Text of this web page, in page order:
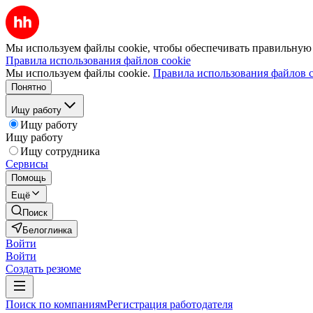
Мы используем файлы cookie, чтобы обеспечивать правильную
Правила использования файлов cookie
Мы используем файлы cookie. Правила использования файлов
Понятно
Ищу работу
Ищу работу
Ищу работу
Ищу сотрудника
Сервисы
Помощь
Ещё
Поиск
Белоглинка
Войти
Войти
Создать резюме
Поиск по компаниямРегистрация работодателя